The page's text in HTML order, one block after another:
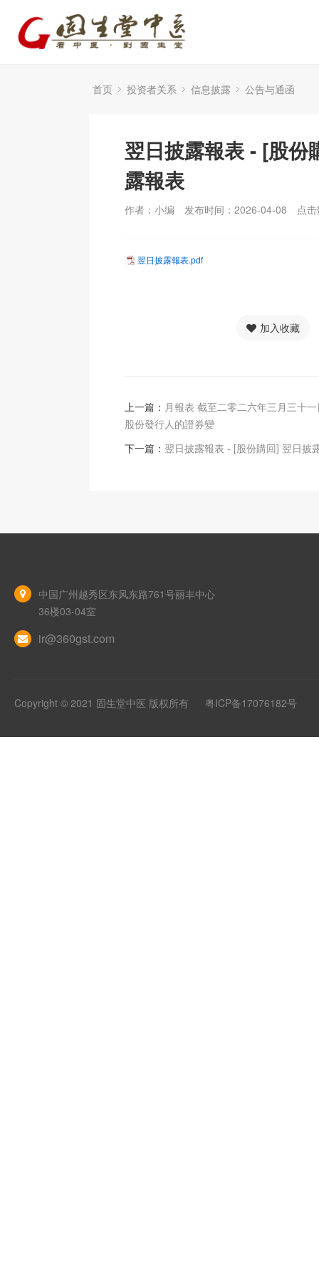
首页 投资者关系 信息披露 公告与通函
翌日披露報表 - [股份
露報表
作者：小编 发布时间：2026-04-08 点
翌日披露報表.pdf
加入收藏
上一篇： 月報表 截至二零二六年三月三十
股份發行人的證券變
下一篇： 翌日披露報表 - [股份購回] 翌日披
中国广州越秀区东风东路761号丽丰中心
36楼03-04室
ir@360gst.com
Copyright © 2021 固生堂中医 版权所有 粤ICP备17076182号